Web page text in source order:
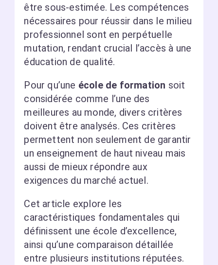
être sous-estimée. Les compétences
nécessaires pour réussir dans le milieu
professionnel sont en perpétuelle
mutation, rendant crucial l’accès à une
éducation de qualité.
Pour qu’une école de formation soit
considérée comme l’une des
meilleures au monde, divers critères
doivent être analysés. Ces critères
permettent non seulement de garantir
un enseignement de haut niveau mais
aussi de mieux répondre aux
exigences du marché actuel.
Cet article explore les
caractéristiques fondamentales qui
définissent une école d’excellence,
ainsi qu’une comparaison détaillée
entre plusieurs institutions réputées.